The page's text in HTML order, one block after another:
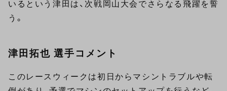
いるという津田は、次戦岡山大会でさらなる飛躍を誓
う。
津田拓也 選手コメント
このレースウィークは初日からマシントラブルや転